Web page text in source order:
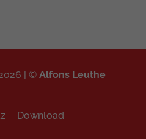
| © Alfons Leuthe
Download